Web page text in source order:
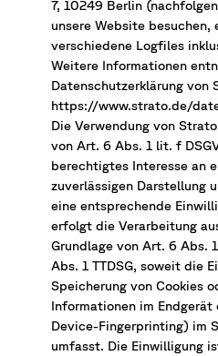
7, 10249 Berlin
unsere Website
verschiedene Logfiles
Weitere Informationen
Datenschutzerklärung von
https://www.strato.de/
Die Verwendung von
von Art. 6 Abs. 1 lit. f
berechtigtes Interesse an
zuverlässigen Darstellung
eine entsprechende
erfolgt die Verarbeitung
Grundlage von Art. 6 Abs.
Abs. 1 TTDSG, soweit die
Speicherung von Cookies
Informationen im Endgerät
Device-Fingerprinting) im
umfasst. Die Einwilligung